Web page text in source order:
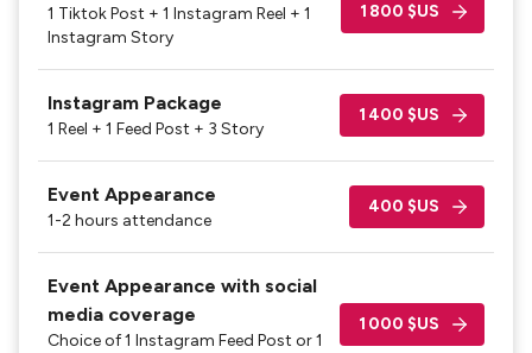
1 Tiktok Post + 1 Instagram Reel + 1
Instagram Story
1 800 $US
Instagram Package
1 Reel + 1 Feed Post + 3 Story
1 400 $US
Event Appearance
1-2 hours attendance
400 $US
Event Appearance with social
media coverage
Choice of 1 Instagram Feed Post or 1
1 000 $US